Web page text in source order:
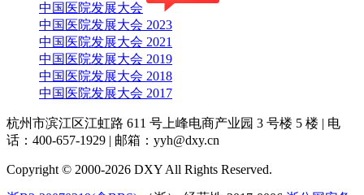
中国医院发展大会
中国医院发展大会 2023
中国医院发展大会 2021
中国医院发展大会 2019
中国医院发展大会 2018
中国医院发展大会 2017
杭州市滨江区江虹路 611 号上峰电商产业园 3 号楼 5 楼 | 电
话：400-657-1929 | 邮箱：yyh@dxy.cn
Copyright © 2000-2026 DXY All Rights Reserved.